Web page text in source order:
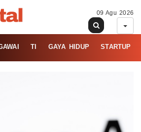
09 Agu 2026
TI GAYA HIDUP STARTUP